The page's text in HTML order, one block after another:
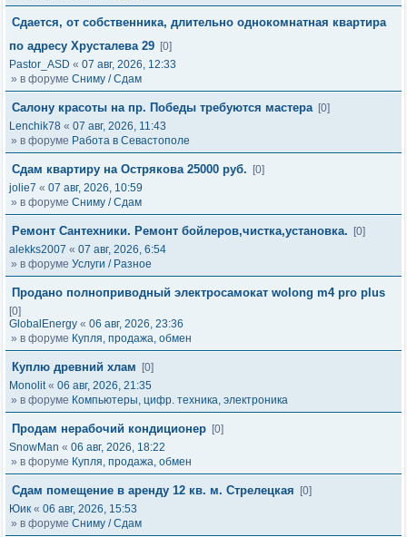
Сдается, от собственника, длительно однокомнатная квартира
по адресу Хрусталева 29 [0]
Pastor_ASD « 07 авг, 2026, 12:33
» в форуме Сниму / Сдам
Салону красоты на пр. Победы требуются мастера [0]
Lenchik78 « 07 авг, 2026, 11:43
» в форуме Работа в Севастополе
Сдам квартиру на Острякова 25000 руб.
[0]
jolie7 « 07 авг, 2026, 10:59
» в форуме Сниму / Сдам
Ремонт Сантехники. Ремонт бойлеров,чистка,установка.
[0]
alekks2007 « 07 авг, 2026, 6:54
» в форуме Услуги / Разное
Продано полноприводный электросамокат wolong m4 pro plus
[0]
GlobalEnergy « 06 авг, 2026, 23:36
» в форуме Купля, продажа, обмен
Куплю древний хлам
[0]
Monolit« 06 авг, 2026, 21:35
» в форуме Компьютеры, цифр. техника, электроника
Продам нерабочий кондиционер [0]
SnowMan « 06 авг, 2026, 18:22
» в форуме Купля, продажа, обмен
Сдам помещение в аренду 12 кв. м. Стрелецкая
[0]
Юик « 06 авг, 2026, 15:53
» в форуме Сниму / Сдам